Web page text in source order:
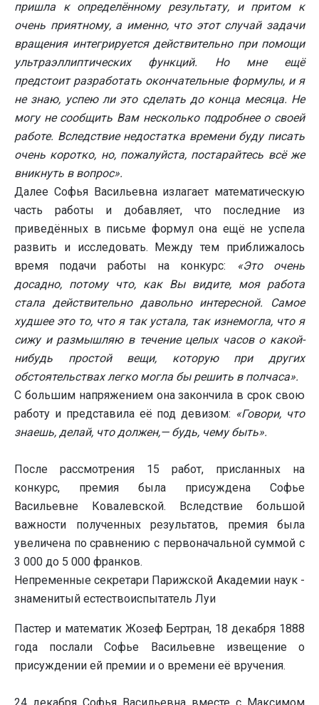
пришла к определённому результату, и притом к
очень приятному, а именно, что этот случай задачи
вращения интегрируется действительно при помощи
ультраэллиптических функций. Но мне ещё
предстоит разработать окончательные формулы, и я
не знаю, успею ли это сделать до конца месяца. Не
могу не сообщить Вам несколько подробнее о своей
работе. Вследствие недостатка времени буду писать
очень коротко, но, пожалуйста, постарайтесь всё же
вникнуть в вопрос».
Далее Софья Васильевна излагает математическую
часть работы и добавляет, что последние из
приведённых в письме формул она ещё не успела
развить и исследовать. Между тем приближалось
время подачи работы на конкурс:
«Это очень
досадно, потому что, как Вы видите, моя работа
стала действительно давольно интересной. Самое
худшее это то, что я так устала, так изнемогла, что я
сижу и размышляю в течение целых часов о какой-
нибудь простой вещи, которую при других
обстоятельствах легко могла бы решить в полчаса».
С большим напряжением она закончила в срок свою
работу и представила её под девизом: «Говори, что
знаешь, делай, что должен,— будь, чему быть».
После рассмотрения 15 работ, присланных на
конкурс, премия была присуждена Софье
Васильевне Ковалевской. Вследствие большой
важности полученных результатов, премия была
увеличена по сравнению с первоначальной суммой с
3 000 до 5 000 франков.
Непременные секретари Парижской Академии наук -
знаменитый естествоиспытатель Луи
Пастер и математик Жозеф Бертран, 18 декабря 1888
года послали Софье Васильевне извещение о
присуждении ей премии и о времени её вручения.